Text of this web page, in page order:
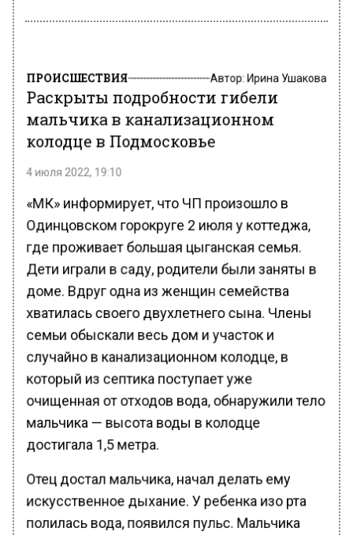
ПРОИСШЕСТВИЯ Автор:Ирина Ушакова
Раскрыты подробности гибели
мальчика в канализационном
колодце в Подмосковье
4 июля 2022, 19:10
«МК» информирует, что ЧП произошло в
Одинцовском горокруге 2 июля у коттеджа,
где проживает большая цыганская семья.
Дети играли в саду, родители были заняты в
доме. Вдруг одна из женщин семейства
хватилась своего двухлетнего сына. Члены
семьи обыскали весь дом и участок и
случайно в канализационном колодце, в
который из септика поступает уже
очищенная от отходов вода, обнаружили тело
мальчика — высота воды в колодце
достигала 1,5 метра.
Отец достал мальчика, начал делать ему
искусственное дыхание. У ребенка изо рта
полилась вода, появился пульс. Мальчика